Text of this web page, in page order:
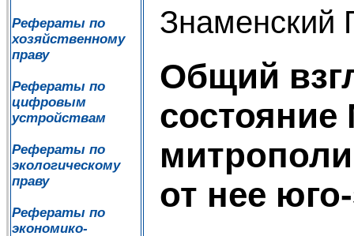
Рефераты по
хозяйственному
праву
Рефераты по
цифровым
устройствам
Рефераты по
экологическому
праву
Рефераты по
экономико-
Знаменский
Общий
состояние
от нее